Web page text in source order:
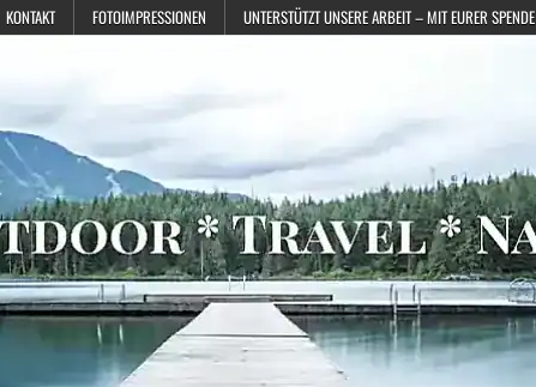
KONTAKT FOTOIMPRESSIONEN UNTERSTÜTZT UNSERE ARBEIT – MIT EURER SPENDE